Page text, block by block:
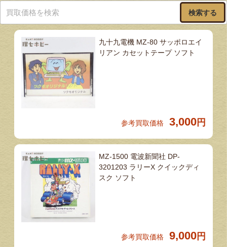
検索する
九十九電機 MZ-80 サッポロエイ
リアン カセットテープ ソフト
参考買取価格 3,000 円
MZ-1500 電波新聞社 DP-
3201203 ラリーX クイックディ
スク ソフト
参考買取価格 9,000 円